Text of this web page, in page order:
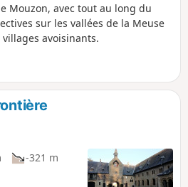
Mouzon, avec tout au long du
sur les vallées de la Meuse
avoisinants.
-321 m